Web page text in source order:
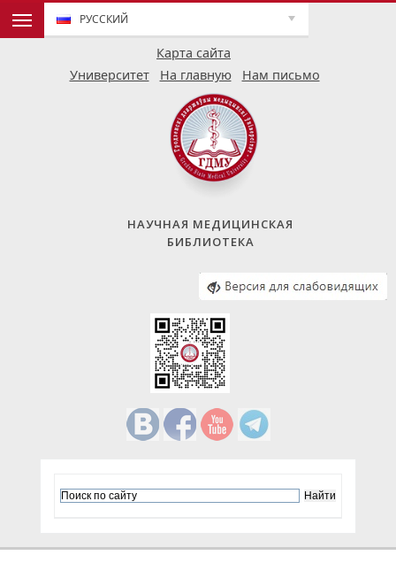
Карта сайта
РУССКИЙ
Университет На главную Нам письмо
НАУЧНАЯ МЕДИЦИНСКАЯ
БИБЛИОТЕКА